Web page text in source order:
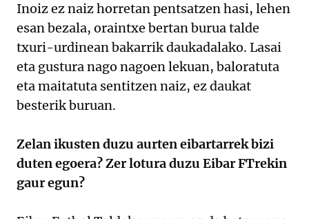
Inoiz ez naiz horretan pentsatzen hasi, lehen
esan bezala, oraintxe bertan burua talde
txuri-urdinean bakarrik daukadalako. Lasai
eta gustura nago nagoen lekuan, baloratuta
eta maitatuta sentitzen naiz, ez daukat
besterik buruan.
Zelan ikusten duzu aurten eibartarrek bizi
duten egoera? Zer lotura duzu Eibar FTrekin
gaur egun?